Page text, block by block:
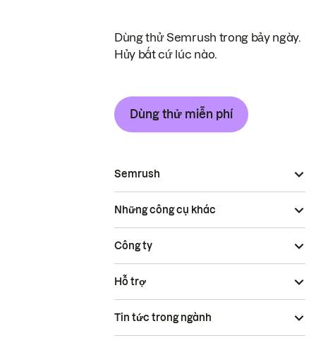
Dùng thử Semrush trong bảy ngày.
Hủy bất cứ lúc nào.
Dùng thử miễn phí
Semrush
Những công cụ khác
Công ty
Hỗ trợ
Tin tức trong ngành